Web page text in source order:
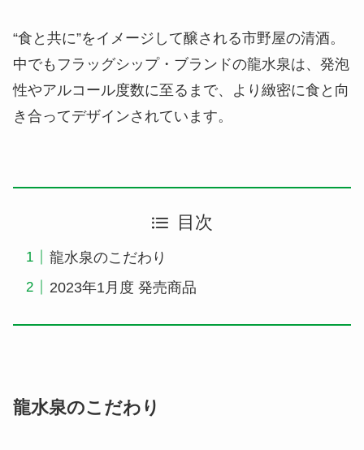
“食と共に”をイメージして醸される市野屋の清酒。
中でもフラッグシップ・ブランドの龍水泉は、発泡
性やアルコール度数に至るまで、より緻密に食と向
き合ってデザインされています。
目次
龍水泉のこだわり
2023年1月度 発売商品
龍水泉のこだわり